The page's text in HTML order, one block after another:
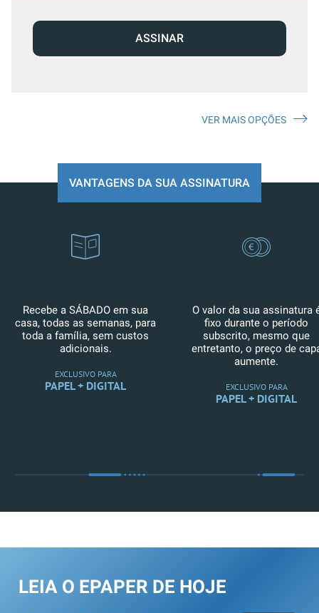
ASSINAR
VER MAIS OPÇÕES
VANTAGENS DA SUA ASSINATURA
Recebe a SÁBADO em sua
casa, todas as semanas, para
toda a família, sem custos
adicionais.
EXCLUSIVO PARA
PAPEL + DIGITAL
O valor da sua assinatura
fixo durante o período
subscrito, mesmo que
entretanto, o preço de
aumente.
EXCLUSIVO PARA
PAPEL + DIGITAL
LEIA O EPAPER DE HOJE